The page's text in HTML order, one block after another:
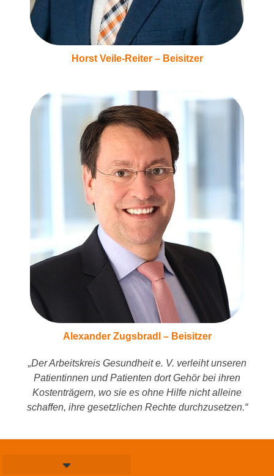
Horst Veile-Reiter – Beisitzer
Alexander Zugsbradl – Beisitzer
„Der Arbeitskreis Gesundheit e. V. verleiht unseren
Patientinnen und Patienten dort Gehör bei ihren
Kostenträgern, wo sie es ohne Hilfe nicht alleine
schaffen, ihre gesetzlichen Rechte durchzusetzen.“